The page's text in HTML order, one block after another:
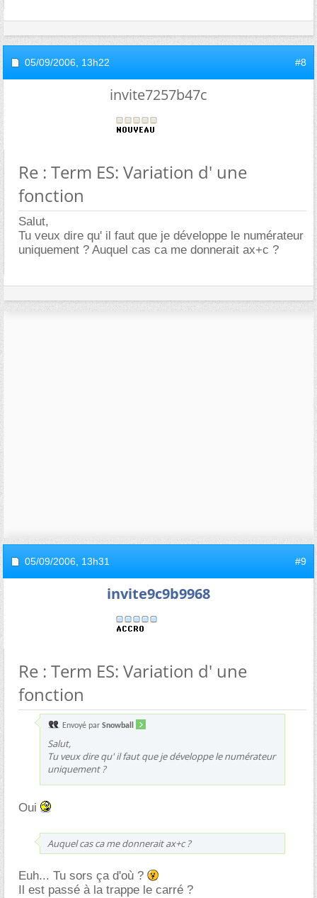
05/09/2006, 13h22 #8
invite7257b47c
Re : Term ES: Variation d' une
fonction
Salut,
Tu veux dire qu' il faut que je développe le numérateur
uniquement ? Auquel cas ca me donnerait ax+c ?
05/09/2006, 13h31 #9
invite9c9b9968
Re : Term ES: Variation d' une
fonction
Envoyé par Snowball
Salut,
Tu veux dire qu' il faut que je développe le numérateur
uniquement ?
Oui
Auquel cas ca me donnerait ax+c ?
Euh... Tu sors ça d'où ?
Il est passé à la trappe le carré ?